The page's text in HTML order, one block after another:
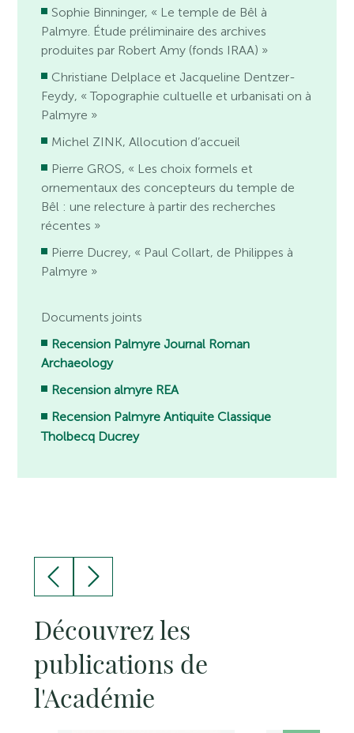
Sophie Binninger, « Le temple de Bêl à
Palmyre. Étude préliminaire des archives
produites par Robert Amy (fonds IRAA) »
Christiane Delplace et Jacqueline Dentzer-
Feydy, « Topographie cultuelle et urbanisati on à
Palmyre »
Michel ZINK, Allocution d’accueil
Pierre GROS, « Les choix formels et
ornementaux des concepteurs du temple de
Bêl : une relecture à partir des recherches
récentes »
Pierre Ducrey, « Paul Collart, de Philippes à
Palmyre »
Documents joints
Recension Palmyre Journal Roman
Archaeology
Recension almyre REA
Recension Palmyre Antiquite Classique
Tholbecq Ducrey
Découvrez les
publications de
l'Académie